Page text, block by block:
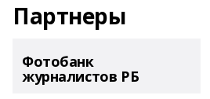
Партнеры
Фотобанк
журналистов РБ